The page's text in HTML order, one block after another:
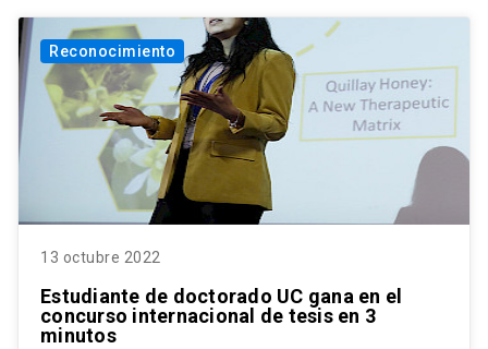
Reconocimiento
13 octubre 2022
Estudiante de doctorado UC gana en el
concurso internacional de tesis en 3
minutos